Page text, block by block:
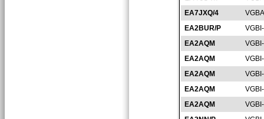
EA7JXQ/4
EA2BUR/P
EA2AQM
EA2AQM
EA2AQM
EA2AQM
EA2AQM